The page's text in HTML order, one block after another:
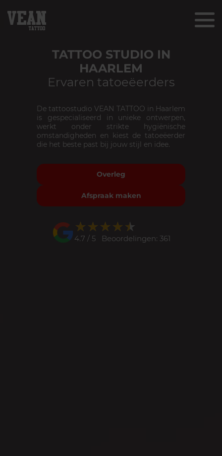
TATTOO STUDIO IN
HAARLEM
Ervaren tatoeëerders
De tattoostudio VEAN TATTOO in Haarlem
is gespecialiseerd in unieke ontwerpen,
werkt onder strikte hygiënische
omstandigheden en kiest de tatoeëerder
die het beste past bij jouw stijl en idee.
Overleg
Afspraak maken
★★★★★
★★★★★
4.7 / 5 Beoordelingen: 361